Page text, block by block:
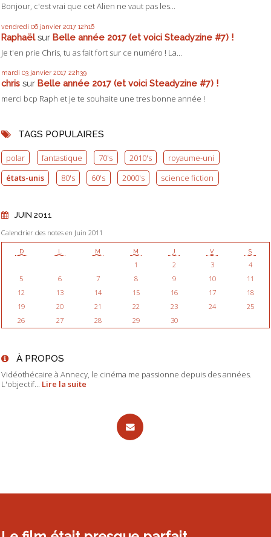
Bonjour, c'est vrai que cet Alien ne vaut pas les...
vendredi 06 janvier 2017 12h16
Raphaëlsur Belle année 2017 (et voici Steadyzine #7) !
Je t'en prie Chris, tu as fait fort sur ce numéro ! La...
mardi 03 janvier 2017 22h39
chris sur Belle année 2017 (et voici Steadyzine #7) !
merci bcp Raph et je te souhaite une tres bonne année !
TAGS POPULAIRES
polar fantastique 70's 2010's
royaume-uni
états-unis
80's 60's 2000's science fiction
JUIN 2011
Calendrier des notes en Juin 2011
D L M M J V S
1 2 3
4
5
6 7 8 9 10
11
12
13 14 15 16 17
18
19
20 21 22 23 24
25
26
27 28 29 30
À PROPOS
Vidéothécaire à Annecy, le cinéma me passionne depuis des années.
L'objectif... Lire la suite